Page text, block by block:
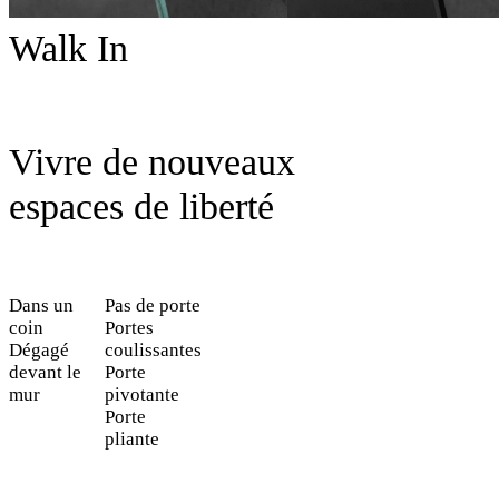
Walk In
Vivre de nouveaux
espaces de liberté
Dans un
coin
Dégagé
devant le
mur
Pas de porte
Portes
coulissantes
Porte
pivotante
Porte
pliante